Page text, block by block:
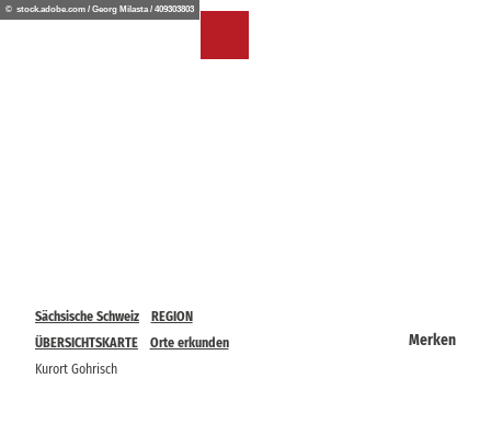
Z© stock.adobe.com / Georg Milasta / 409303803
Sächsische Schweiz
REGION
ÜBERSICHTSKARTE
Orte erkunden
Kurort Gohrisch
Merken